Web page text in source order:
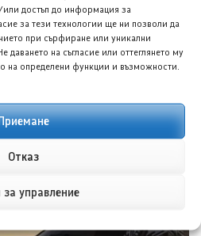
или достъп до информация за
за тези технологии ще ни позволи да
при сърфиране или уникални
даването на съгласие или оттеглянето му
на определени функции и възможности.
Отказ
управление
е от всякога?